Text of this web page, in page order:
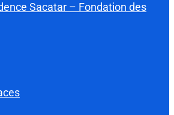
Sacatar – Fondation des